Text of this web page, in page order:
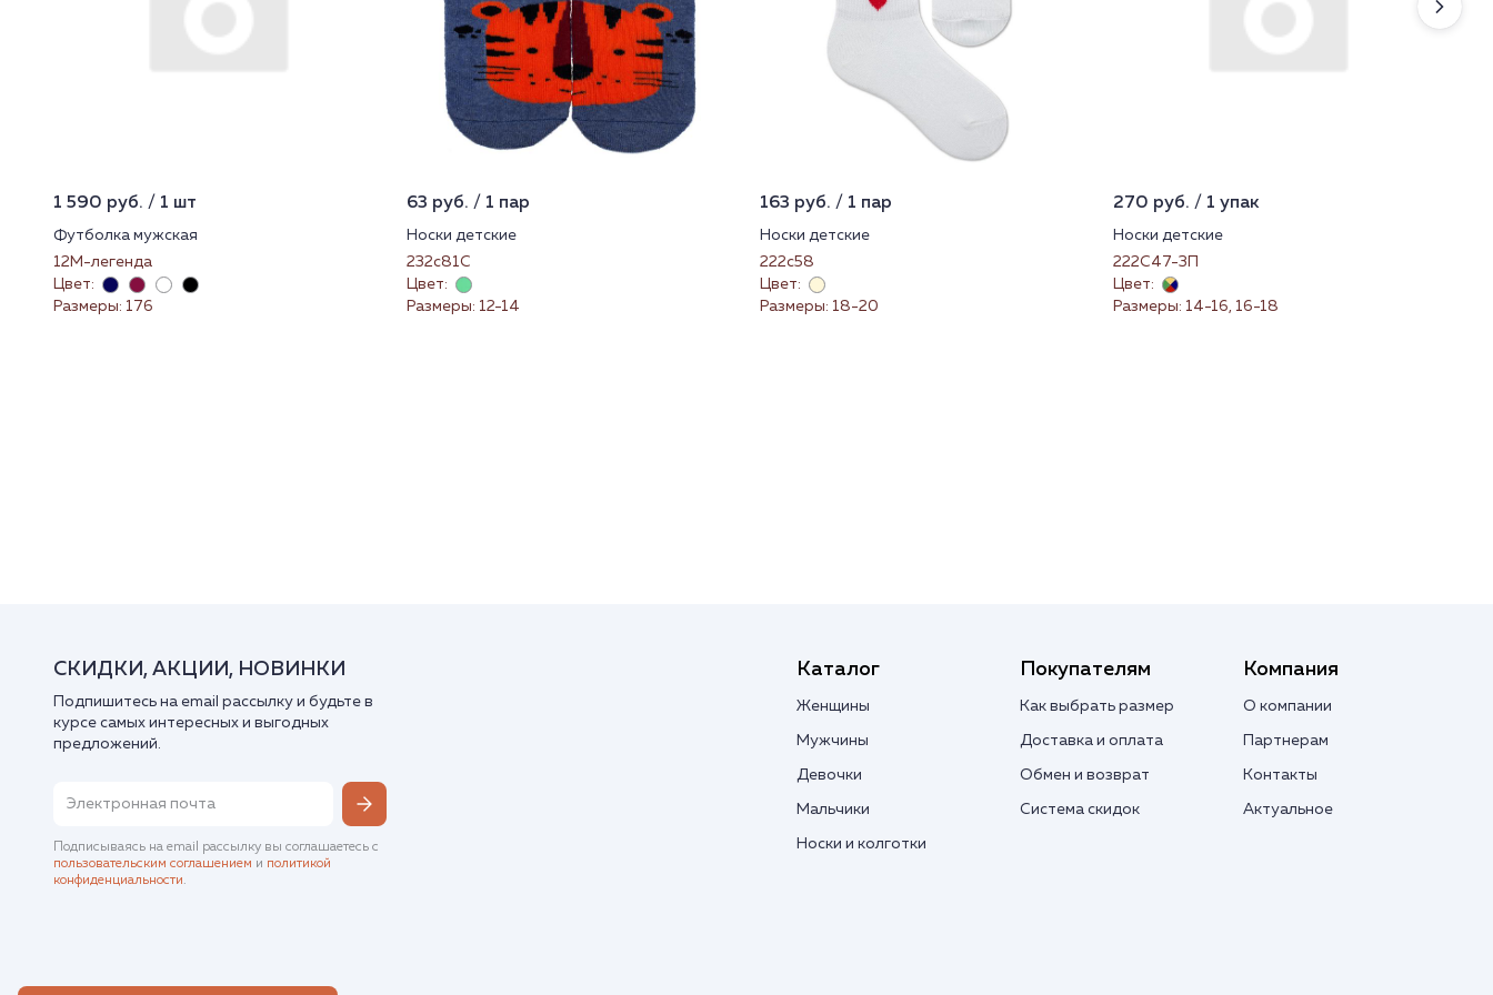
1 590 руб. / 1 шт
Футболка мужская
12М-легенда
Цвет:
Размеры: 176
63 руб. / 1 пар
Носки детские
232с81С
Цвет:
Размеры: 12-14
163 руб. / 1 пар
Носки детские
222с58
Цвет:
Размеры: 18-20
270 руб. / 1 упак
Носки детские
222С47-3П
Цвет:
Размеры: 14-16, 16-18
СКИДКИ, АКЦИИ, НОВИНКИ
Подпишитесь на email рассылку и будьте в
курсе самых интересных и выгодных
предложений.
Подписываясь на email рассылку вы соглашаетесь с
пользовательским соглашением и политикой
конфиденциальности.
Каталог
Женщины
Мужчины
Девочки
Мальчики
Носки и колготки
Покупателям
Как выбрать размер
Доставка и оплата
Обмен и возврат
Система скидок
Компания
О компании
Партнерам
Контакты
Актуальное